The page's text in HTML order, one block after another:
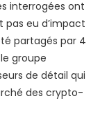
interrogées ont
pas eu d’impact
partagés par 4
groupe
de détail qui
des crypto-